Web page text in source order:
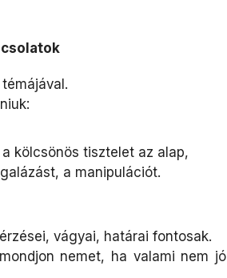
kölcsönös tisztelet az alap,
a manipulációt.
vágyai, határai fontosak.
nemet, ha valami nem jó